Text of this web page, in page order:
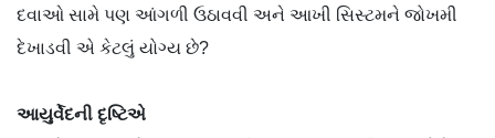
દવાઓ સામે પણ આંગળી ઉઠાવવી અને આખી સિસ્ટમને જોખમી
દેખાડવી એ કેટલું યોગ્ય છે?
આયુર્વેદની દૃષ્ટિએ